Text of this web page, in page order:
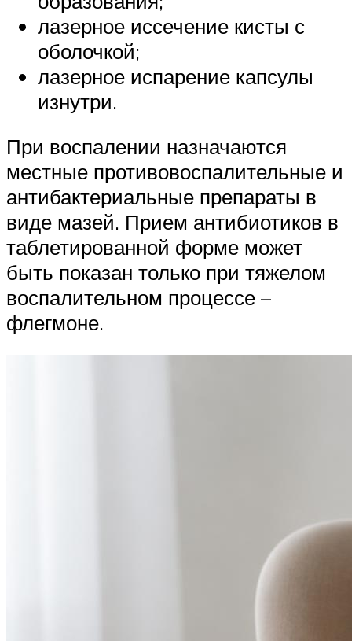
лазерное иссечение кисты с
оболочкой;
лазерное испарение капсулы
изнутри.
При воспалении назначаются
местные противовоспалительные и
антибактериальные препараты в
виде мазей. Прием антибиотиков в
таблетированной форме может
быть показан только при тяжелом
воспалительном процессе –
флегмоне.